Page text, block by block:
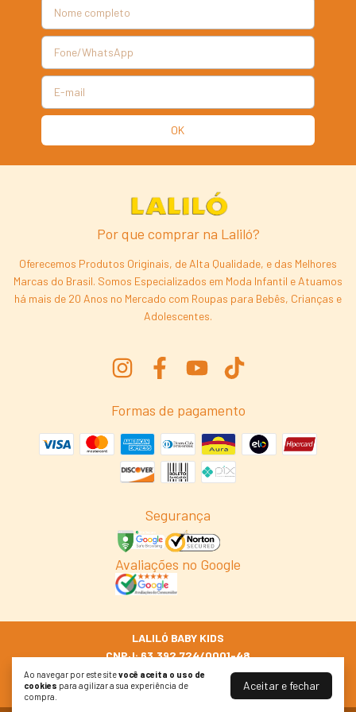
Ao navegar por este sitevocê aceita o uso de
cookies para agilizar a sua experiência de
compra.
Aceitar e fechar
Por que comprar na Laliló?
Oferecemos Produtos Originais, de Alta Qualidade, e das Melhores
Marcas do Brasil. Somos Especializados em Moda Infantil e Atuamos
há mais de 20 Anos no Mercado com Roupas para Bebês, Crianças e
Adolescentes.
Formas de pagamento
Segurança
Avaliações no Google
LALILÓ BABY KIDS
CNPJ: 63.392.724/0001-48
© 2026 Lalilo.com.br
Todos os Direitos Reservados